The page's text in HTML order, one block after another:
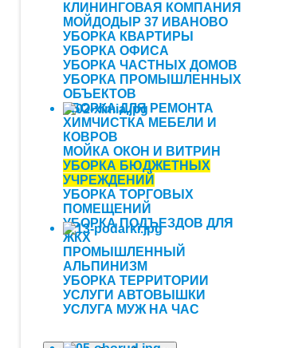
КЛИНИНГОВАЯ КОМПАНИЯ
МОЙДОДЫР 37 ИВАНОВО
УБОРКА КВАРТИРЫ
УБОРКА ОФИСА
УБОРКА ЧАСТНЫХ ДОМОВ
УБОРКА ПРОМЫШЛЕННЫХ
ОБЪЕКТОВ
УБОРКА ДЛЯ РЕМОНТА
ХИМЧИСТКА МЕБЕЛИ И
КОВРОВ
МОЙКА ОКОН И ВИТРИН
УБОРКА БЮДЖЕТНЫХ
УЧРЕЖДЕНИЙ
УБОРКА ТОРГОВЫХ
ПОМЕЩЕНИЙ
УБОРКА ПОДЪЕЗДОВ ДЛЯ
ЖКХ
ПРОМЫШЛЕННЫЙ
АЛЬПИНИЗМ
УБОРКА ТЕРРИТОРИИ
УСЛУГИ АВТОВЫШКИ
УСЛУГА МУЖ НА ЧАС